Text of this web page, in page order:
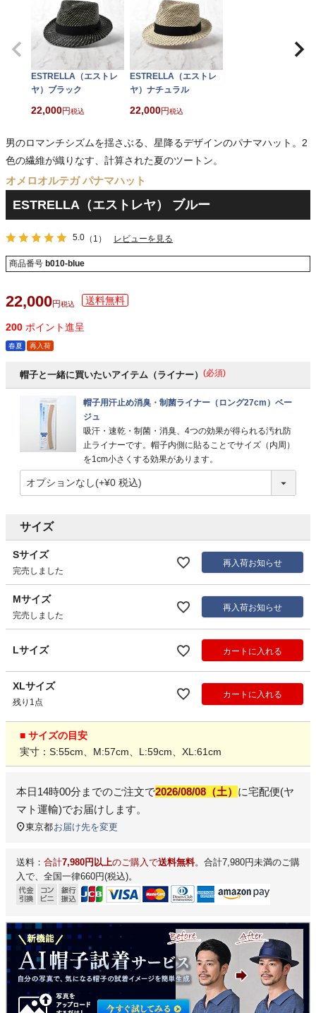
ESTRELLA（エストレ
ヤ）ブラック
22,000 税込
ESTRELLA（エストレ
ヤ）ナチュラル
22,000 税込
男のロマンチシズムを揺さぶる、星降るデザインのパナマハット。2
色の繊維が織りなす、計算された夏のツートン。
オメロオルテガ パナマハット
ESTRELLA（エストレヤ） ブルー
5.0 （1） レビューを見る
商品番号 b010-blue
22,000 税込
200 ポイント進呈
春夏 再入荷
帽子と一緒に買いたいアイテム（ライナー） (必須)
帽子用汗止め消臭・制菌ライナー（ロング27cm）ベー
ジュ
吸汗・速乾・制菌・消臭、4つの効果が得られる汚れ防
止ライナーです。帽子内側に貼ることでサイズ（内周）
を1cm小さくする効果があります。
サイズ
Sサイズ
完売しました
再入荷お知らせ
Mサイズ
完売しました
再入荷お知らせ
Lサイズ カートに入れる
XLサイズ
残り1点
カートに入れる
■ サイズの目安
実寸：S:55cm、M:57cm、L:59cm、XL:61cm
本日14時00分 までのご注文で2026/08/08（土） に宅配便(ヤ
マト運輸)でお届けします。
東京都お届け先を変更
送料： 合計7,980円以上のご購入で送料無料。合計7,980円未満のご購
入で、全国一律660円(税込)。